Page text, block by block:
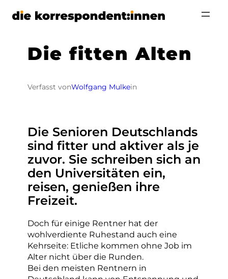
Zum
Die fitten Alten
Verfasst vonWolfgang Mulkein
Die Senioren Deutschlands
sind fitter und aktiver als je
zuvor. Sie schreiben sich an
den Universitäten ein,
reisen, genießen ihre
Freizeit.
Doch für einige Rentner hat der
wohlverdiente Ruhestand auch eine
Kehrseite: Etliche kommen ohne Job im
Alter nicht über die Runden.
Bei den meisten Rentnern in